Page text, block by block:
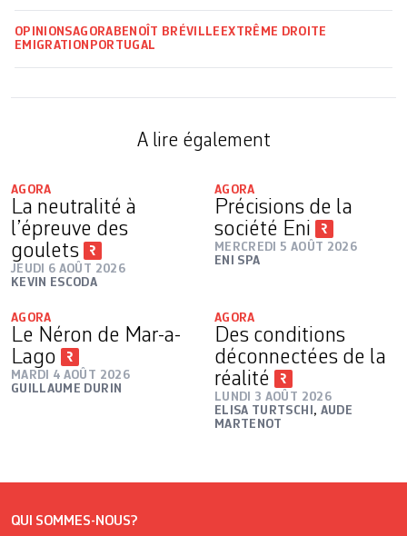
OPINIONSAGORA BENOÎT BRÉVILLE EXTRÊME DROITE
EMIGRATION PORTUGAL
A lire également
AGORA
La neutralité à
l’épreuve des
goulets
JEUDI 6 AOÛT 2026
KEVIN ESCODA
AGORA
Précisions de la
société Eni
MERCREDI 5 AOÛT 2026
ENI SPA
AGORA
Le Néron de Mar-a-
Lago
MARDI 4 AOÛT 2026
GUILLAUME DURIN
AGORA
Des conditions
déconnectées de la
réalité
LUNDI 3 AOÛT 2026
ELISA TURTSCHI , AUDE
MARTENOT
QUI SOMMES-NOUS?